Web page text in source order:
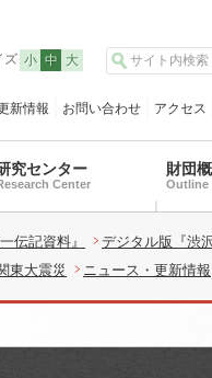
ズ 小 中 大
新情報 お問い合わせ アクセス
究センター
Center
財団
Outline
伝記資料』
デジタル版『渋
東大震災 ニュース・更新情報